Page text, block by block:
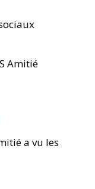
Amitié
a vu les